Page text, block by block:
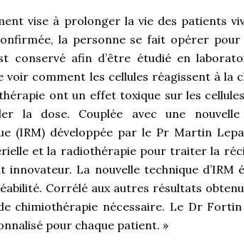
vise à prolonger la vie des patients
la personne se fait opérer
conservé afin d’être étudié en
voir comment les cellules réagissent à la
ont un effet toxique sur les
la dose. Couplée avec une
(IRM) développée par le Pr Martin
et la radiothérapie pour traiter la
innovateur. La nouvelle technique d’IRM
Corrélé aux autres résultats
chimiothérapie nécessaire. Le Dr
pour chaque patient. »